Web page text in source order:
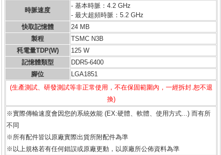
時脈速度
- 基本時脈：4.2 GHz
- 最大超頻時脈：5.2 GHz
快取記憶體
24 MB
製程
TSMC N3B
秏電量TDP(W)
125 W
記憶體類型
DDR5-6400
腳位
LGA1851
(生產測試、研發測試等非正常使用，不在保固範圍內，一經拆封.恕不退
換)
※實際傳輸速度會因您的系統效能 (EX:硬體、軟體、使用方式...) 而有所
不同
※所有配件皆以原廠實際出貨所附配件為準
※以上規格若有任何錯誤或原廠更動，以原廠所公佈資料為準